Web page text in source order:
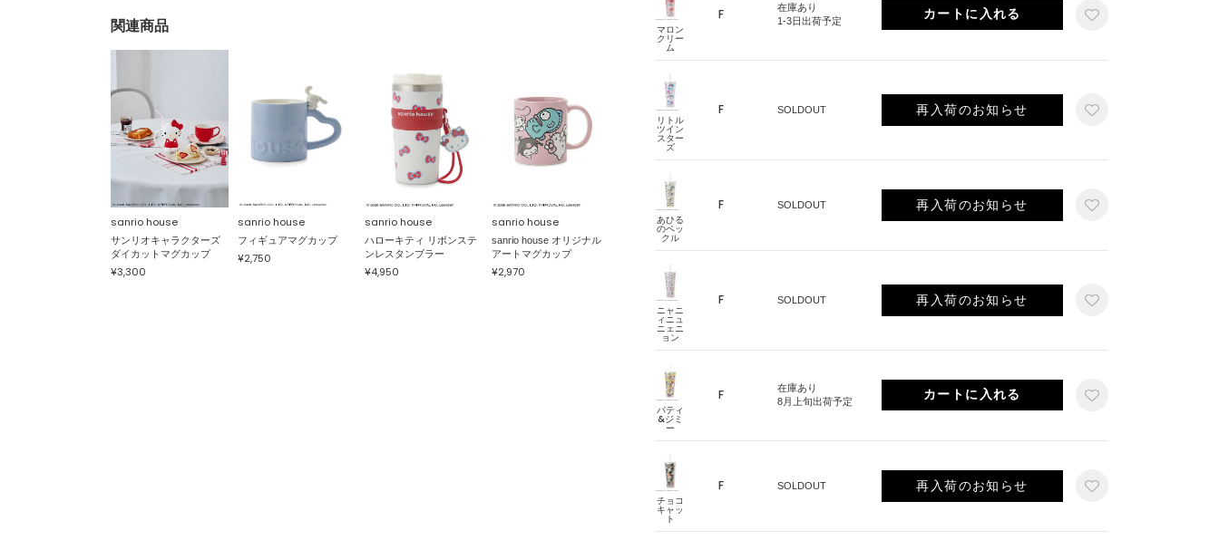
マロン
クリー
ム
F
在庫あり
1-3日出荷予定
リトル
ツイン
スター
ズ
F SOLDOUT 再入荷のお知らせ
あひる
のペッ
クル
F SOLDOUT 再入荷のお知らせ
ニャニ
ィニュ
ニェニ
ョン
F SOLDOUT 再入荷のお知らせ
パティ
&ジミ
ー
F
在庫あり
8月上旬出荷予定
チョコ
キャッ
ト
F SOLDOUT 再入荷のお知らせ
関連商品
sanrio house
サンリオキャラクターズ
ダイカットマグカップ
¥3,300
sanrio house
フィギュアマグカップ
¥2,750
sanrio house
ハローキティ リボンステ
ンレスタンブラー
¥4,950
sanrio house
sanrio house オリジナル
アートマグカップ
¥2,970